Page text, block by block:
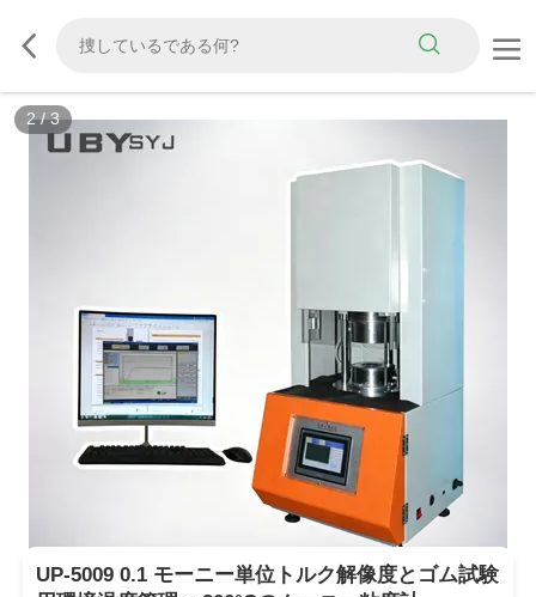
2/3
UP-5009 0.1 モーニー単位トルク解像度とゴム試験